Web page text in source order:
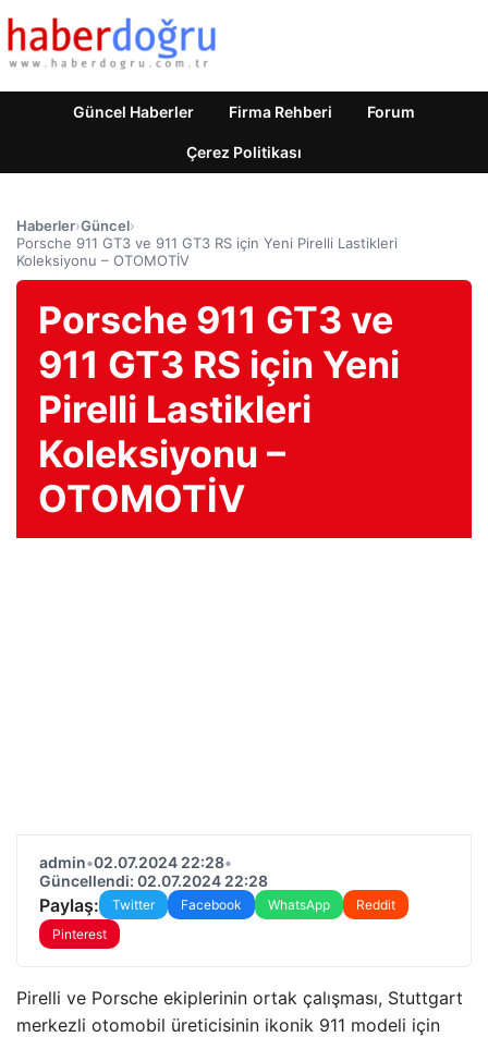
Güncel Haberler Firma Rehberi Forum
Çerez Politikası
Haberler›Güncel›
Porsche 911 GT3 ve 911 GT3 RS için Yeni Pirelli Lastikleri
Koleksiyonu – OTOMOTİV
Porsche 911 GT3 ve
911 GT3 RS için Yeni
Pirelli Lastikleri
Koleksiyonu –
OTOMOTİV
admin•02.07.2024 22:28•
Güncellendi: 02.07.2024 22:28
Paylaş: Twitter Facebook WhatsApp
Reddit
Pinterest
Pirelli ve Porsche ekiplerinin ortak çalışması, Stuttgart
merkezli otomobil üreticisinin ikonik 911 modeli için